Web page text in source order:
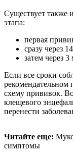
Существует также
этапа:
первая
сразу через
затем через
Если все сроки
рекомендательном
схему прививок.
клещевого
перенести
Читайте еще:
симптомы